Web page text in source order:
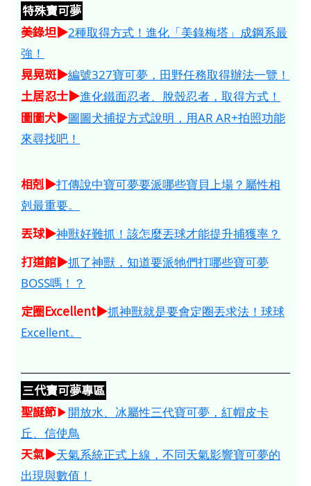
特殊寶可夢
美錄坦▶2種取得方式！進化「美錄梅塔」成鋼系最
強！
晃晃斑▶編號327寶可夢，田野任務取得辦法一覽！
土居忍士▶進化鐵面忍者、脫殼忍者，取得方式！
圖圖犬▶圖圖犬捕捉方式說明，用AR AR+拍照功能
來尋找吧！
相剋▶打傳說中寶可夢要派哪些寶貝上場？屬性相
剋最重要。
丟球▶神獸好難抓！該怎麼丟球才能提升捕獲率？
打道館▶抓了神獸，知道要派牠們打哪些寶可夢
BOSS嗎！？
定圈Excellent▶抓神獸就是要會定圈丟求法！球球
Excellent。
三代寶可夢專區
聖誕節▶開放水、冰屬性三代寶可夢，紅帽皮卡
丘、信使鳥
天氣▶天氣系統正式上線，不同天氣影響寶可夢的
出現與數值！